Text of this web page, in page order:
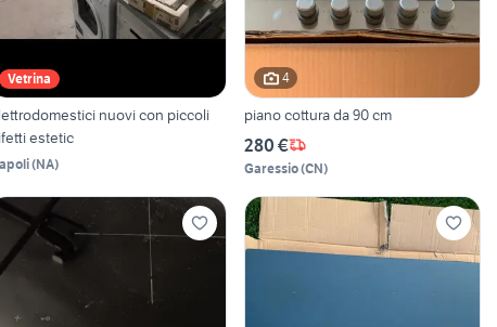
Vetrina
nuovi con piccoli
estetic
(NA)
4
piano cottura da 90 cm
280 €
Garessio(CN)